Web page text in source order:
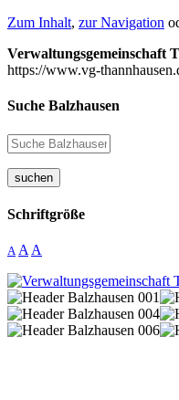
Zum Inhalt, zur Navigation
Verwaltungsgemeinschaft
https://www.vg-
Suche Balzhausen
suchen
Schriftgröße
A A A